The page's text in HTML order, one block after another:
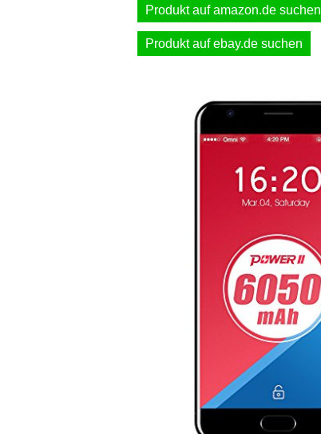
Produkt auf amazon.de suchen
Produkt auf ebay.de suchen